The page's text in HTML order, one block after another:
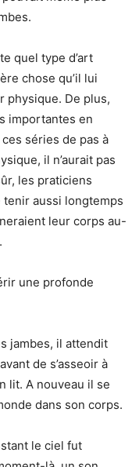
quel type d’art
chose qu’il lui
physique. De plus,
importantes en
séries de pas à
il n’aurait pas
les praticiens
tenir aussi longtemps
leur corps au-
une profonde
jambes, il attendit
de s’asseoir à
lit. A nouveau il se
dans son corps.
le ciel fut